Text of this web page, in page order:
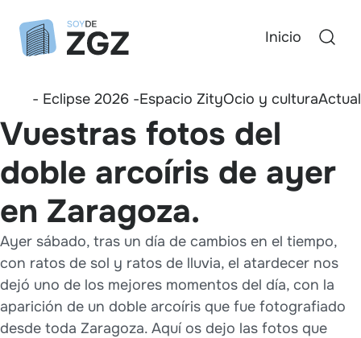
Inicio
- Eclipse 2026 -Espacio ZityOcio y cultura
Vuestras fotos del
doble arcoíris de ayer
en Zaragoza.
Ayer sábado, tras un día de cambios en el tiempo,
con ratos de sol y ratos de lluvia, el atardecer nos
dejó uno de los mejores momentos del día, con la
aparición de un doble arcoíris que fue fotografiado
desde toda Zaragoza. Aquí os dejo las fotos que